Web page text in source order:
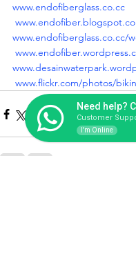
www.endofiberglass.co.cc
www.endofiberglass.co.cc/
www.flickr.com/photos/
Need help?
Customer
I'm Online